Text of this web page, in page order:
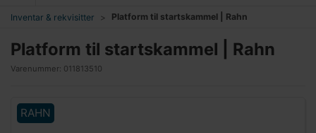
Inventar & rekvisitter Platform til startskammel | Rahn
Platform til startskammel | Rahn
Varenummer: 011813510
RAHN